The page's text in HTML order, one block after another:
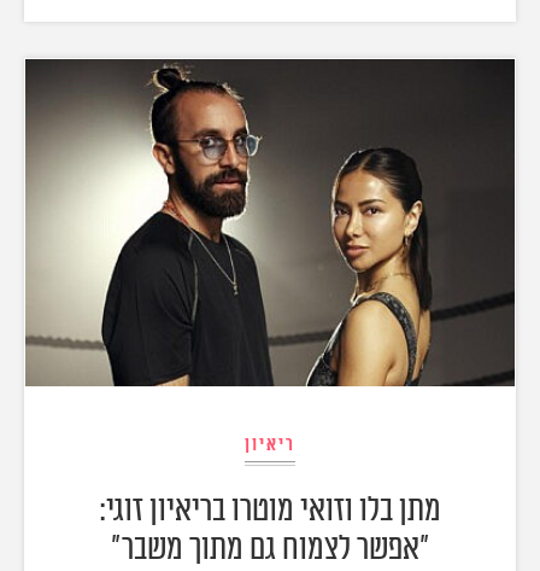
ריאיון
מתן בלו וזואי מוטרו בריאיון זוגי:
"אפשר לצמוח גם מתוך משבר"